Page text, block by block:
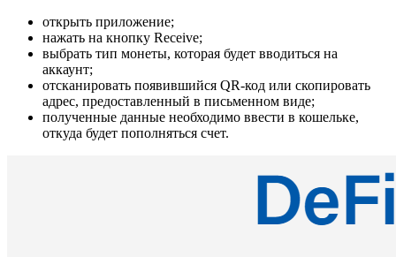
открыть приложение;
нажать на кнопку Receive;
выбрать тип монеты, которая будет вводиться на
аккаунт;
отсканировать появившийся QR-код или скопировать
адрес, предоставленный в письменном виде;
полученные данные необходимо ввести в кошельке,
откуда будет пополняться счет.